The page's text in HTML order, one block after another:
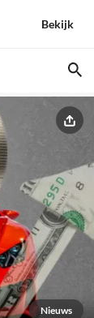
Bekijk
Nieuws